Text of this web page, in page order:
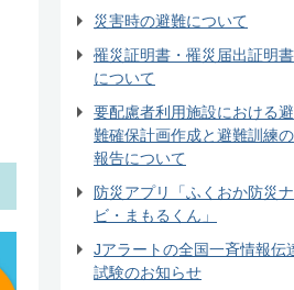
災害時の避難について
罹災証明書・罹災届出証明書
について
要配慮者利用施設における避
難確保計画作成と避難訓練の
報告について
防災アプリ「ふくおか防災ナ
ビ・まもるくん」
Jアラートの全国一斉情報伝
試験のお知らせ